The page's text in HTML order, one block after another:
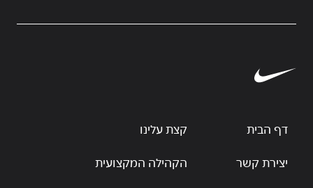
דף הבית קצת עלינו
יצירת קשר הקהילה המקצועית